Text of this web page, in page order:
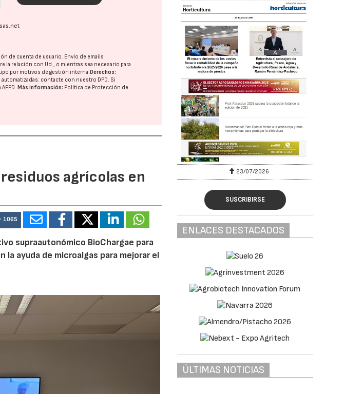
de cuenta de usuario. Envío de emails
la relación con Ud., o mientras sea necesario para
por motivos de gestión interna.Derechos:
contacte con nuestro DPD. Si
AEPD.Más información: Política de Protección de
agrícolas en
1065
supraautonómico BioChargae para
ayuda de microalgas para mejorar el
30/07/2026 23/07/2026
SUSCRIBIRSE
ENLACES DESTACADOS
ÚLTIMAS NOTICIAS